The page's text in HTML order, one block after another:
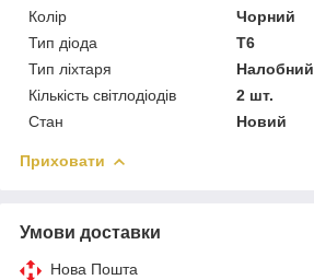
Колір
Чорний
Тип діода
T6
Тип ліхтаря
Налобний
Кількість світлодіодів
2 шт.
Стан
Новий
Приховати
Умови доставки
Нова Пошта